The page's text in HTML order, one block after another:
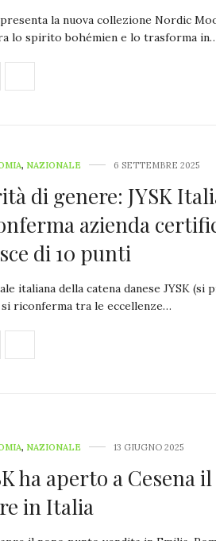
presenta la nuova collezione Nordic
lo spirito bohémien e lo trasforma
, NAZIONALE 6 SETTEMBRE 2025
di genere: JYSK
azienda
di 10 punti
italiana della catena danese JYSK (si
si riconferma tra le eccellenze…
, NAZIONALE 13 GIUGNO 2025
ha aperto a Cesena il
in Italia